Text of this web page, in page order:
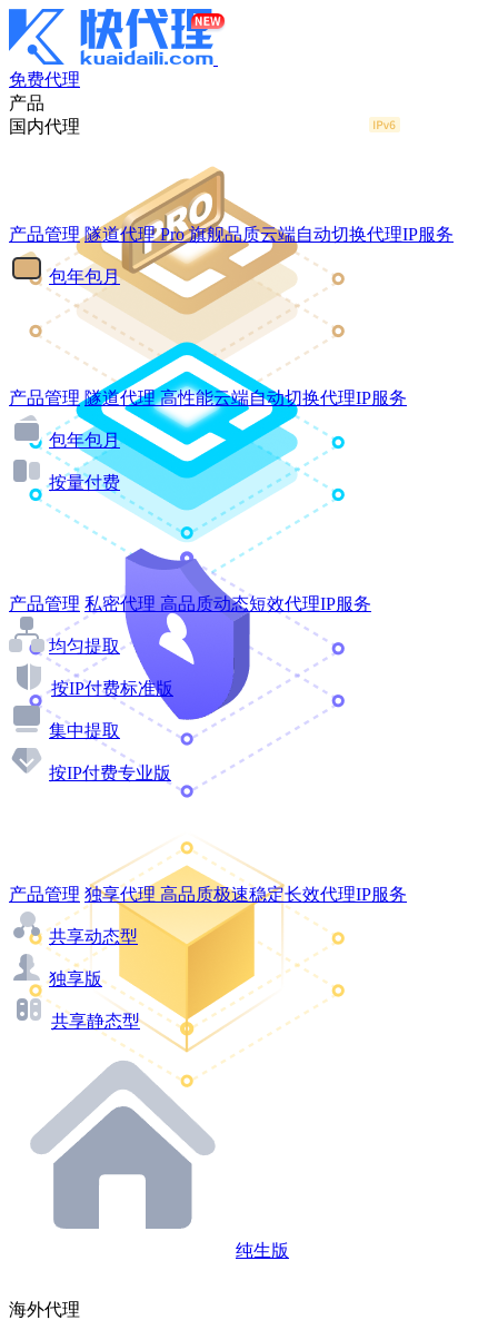
免费代理
产品
国内代理
产品管理 隧道代理Pro 旗舰品质云端自动切换代理IP服务
包年包月
产品管理 隧道代理 高性能云端自动切换代理IP服务
包年包月
按量付费
产品管理 私密代理 高品质动态短效代理IP服务
均匀提取
按IP付费标准版
集中提取
按IP付费专业版
产品管理 独享代理 高品质极速稳定长效代理IP服务
共享动态型
独享版
共享静态型
纯生版
海外代理